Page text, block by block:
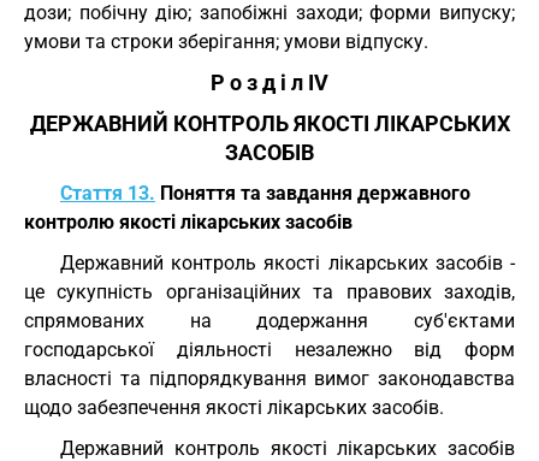
дози; побічну дію; запобіжні заходи; форми випуску;
умови та строки зберігання; умови відпуску.
Р о з д і л IV
ДЕРЖАВНИЙ КОНТРОЛЬ ЯКОСТІ ЛІКАРСЬКИХ
ЗАСОБІВ
Стаття 13. Поняття та завдання державного
контролю якості лікарських засобів
Державний контроль якості лікарських засобів -
це сукупність організаційних та правових заходів,
спрямованих на додержання суб'єктами
господарської діяльності незалежно від форм
власності та підпорядкування вимог законодавства
щодо забезпечення якості лікарських засобів.
Державний контроль якості лікарських засобів